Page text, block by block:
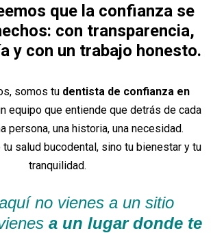
que la confianza se
con transparencia,
y con un trabajo honesto.
somos tu dentista de confianza en
equipo que entiende que detrás de cada
persona, una historia, una necesidad.
salud bucodental, sino tu bienestar y tu
tranquilidad.
no vienes a un sitio
a un lugar donde te